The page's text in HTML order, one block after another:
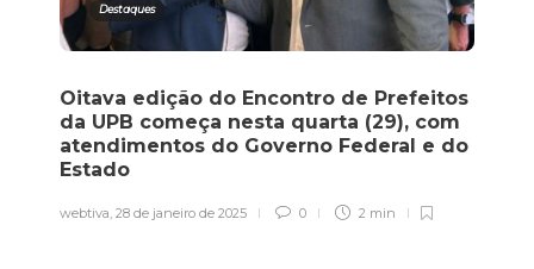
Destaques
Oitava edição do Encontro de Prefeitos
da UPB começa nesta quarta (29), com
atendimentos do Governo Federal e do
Estado
webtiva 28 de janeiro de 2025 0 2 min